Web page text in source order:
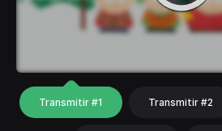
Transmitir #1 Transmitir #2